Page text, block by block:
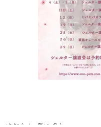
<お知らせ一覧に 戻る